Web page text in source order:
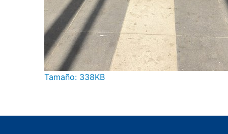
Haga clic aquí para ver la imagen a tamaño
Tamaño: 338KB